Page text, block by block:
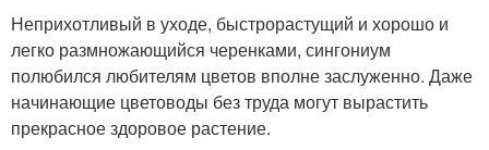
Неприхотливый в уходе, быстрорастущий и хорошо и
легко размножающийся черенками, сингониум
полюбился любителям цветов вполне заслуженно. Даже
начинающие цветоводы без труда могут вырастить
прекрасное здоровое растение.